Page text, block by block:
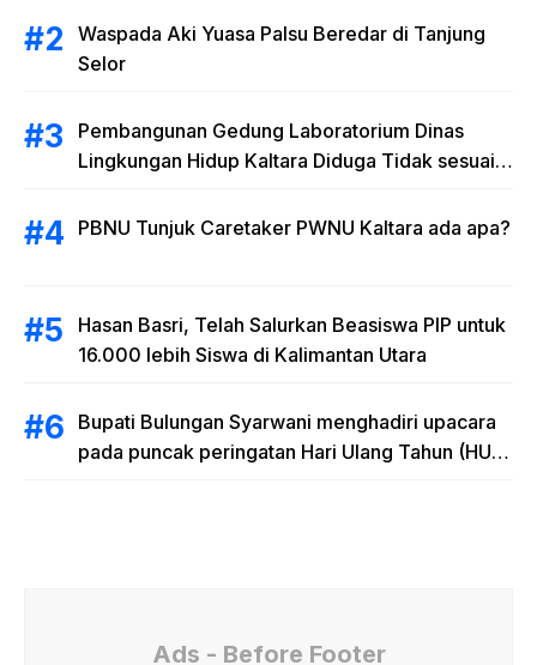
Waspada Aki Yuasa Palsu Beredar di Tanjung
Selor
Pembangunan Gedung Laboratorium Dinas
Lingkungan Hidup Kaltara Diduga Tidak sesuai
PBNU Tunjuk Caretaker PWNU Kaltara ada apa?
Hasan Basri, Telah Salurkan Beasiswa PIP untuk
16.000 lebih Siswa di Kalimantan Utara
Bupati Bulungan Syarwani menghadiri upacara
pada puncak peringatan Hari Ulang Tahun (HUT)
Ads - Before Footer